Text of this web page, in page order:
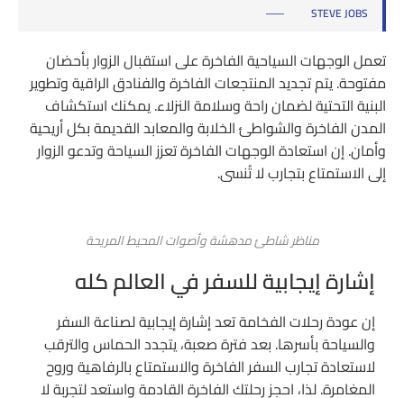
STEVE JOBS
تعمل الوجهات السياحية الفاخرة على استقبال الزوار بأحضان
مفتوحة. يتم تجديد المنتجعات الفاخرة والفنادق الراقية وتطوير
البنية التحتية لضمان راحة وسلامة النزلاء. يمكنك استكشاف
المدن الفاخرة والشواطئ الخلابة والمعابد القديمة بكل أريحية
وأمان. إن استعادة الوجهات الفاخرة تعزز السياحة وتدعو الزوار
إلى الاستمتاع بتجارب لا تُنسى.
مناظر شاطئ مدهشة وأصوات المحيط المريحة
إشارة إيجابية للسفر في العالم كله
إن عودة رحلات الفخامة تعد إشارة إيجابية لصناعة السفر
والسياحة بأسرها. بعد فترة صعبة، يتجدد الحماس والترقب
لاستعادة تجارب السفر الفاخرة والاستمتاع بالرفاهية وروح
المغامرة. لذا، احجز رحلتك الفاخرة القادمة واستعد لتجربة لا